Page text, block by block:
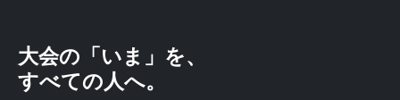
大会の「いま」を、
すべての人へ。